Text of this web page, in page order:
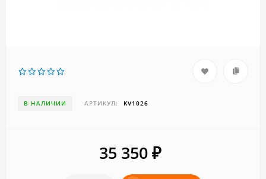
В НАЛИЧИИ АРТИКУЛ: KV1026
35 350 ₽